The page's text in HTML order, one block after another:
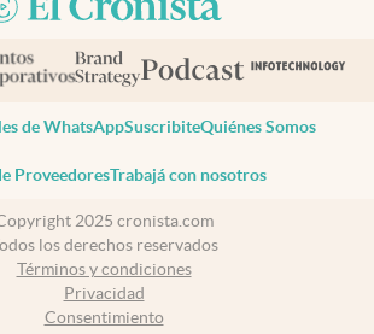
de WhatsAppSuscribiteQuiénes Somos
ProveedoresTrabajá con nosotros
2025 cronista.com
los derechos reservados
Términos y condiciones
Privacidad
Consentimiento